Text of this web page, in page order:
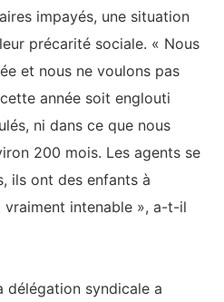
impayés, une situation
précarité sociale. « Nous
et nous ne voulons pas
année soit englouti
ni dans ce que nous
200 mois. Les agents se
ils ont des enfants à
vraiment intenable », a-t-il
délégation syndicale a